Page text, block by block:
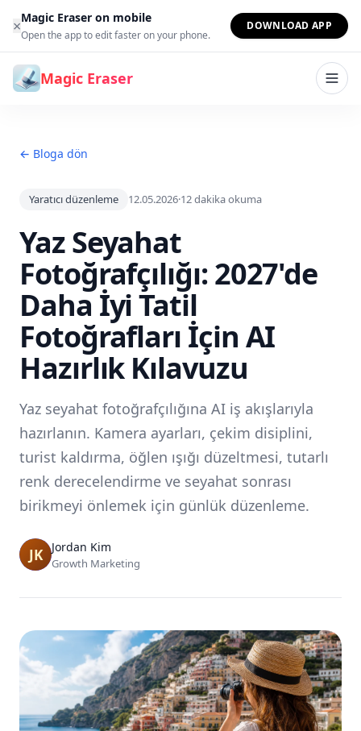
İçeriğe geç
×Magic Eraser on mobile
Open the app to edit faster on your phone.
DOWNLOAD APP
Magic Eraser
← Bloga dön
Yaratıcı düzenleme 12.05.2026·12dakika okuma
Yaz Seyahat
Fotoğrafçılığı: 2027'de
Daha İyi Tatil
Fotoğrafları İçin AI
Hazırlık Kılavuzu
Yaz seyahat fotoğrafçılığına AI iş akışlarıyla
hazırlanın. Kamera ayarları, çekim disiplini,
turist kaldırma, öğlen ışığı düzeltmesi, tutarlı
renk derecelendirme ve seyahat sonrası
birikmeyi önlemek için günlük düzenleme.
Jordan Kim
Growth Marketing